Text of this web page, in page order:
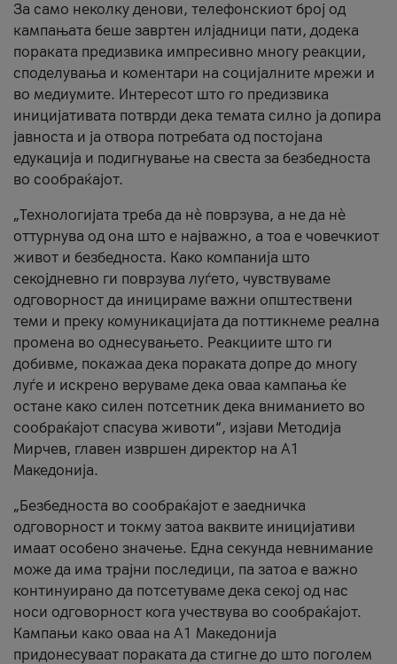
За само неколку денови, телефонскиот број од
кампањата беше завртен илјадници пати, додека
пораката предизвика импресивно многу реакции,
споделувања и коментари на социјалните мрежи и
во медиумите. Интересот што го предизвика
иницијативата потврди дека темата силно ја допира
јавноста и ја отвора потребата од постојана
едукација и подигнување на свеста за безбедноста
во сообраќајот.
„Технологијата треба да нè поврзува, а не да нè
оттурнува од она што е најважно, а тоа е човечкиот
живот и безбедноста. Како компанија што
секојдневно ги поврзува луѓето, чувствуваме
одговорност да иницираме важни општествени
теми и преку комуникацијата да поттикнеме реална
промена во однесувањето. Реакциите што ги
добивме, покажаа дека пораката допре до многу
луѓе и искрено веруваме дека оваа кампања ќе
остане како силен потсетник дека вниманието во
сообраќајот спасува животи“, изјави Методија
Мирчев, главен извршен директор на А1
Македонија.
„Безбедноста во сообраќајот е заедничка
одговорност и токму затоа ваквите иницијативи
имаат особено значење. Една секунда невнимание
може да има трајни последици, па затоа е важно
континуирано да потсетуваме дека секој од нас
носи одговорност кога учествува во сообраќајот.
Кампањи како оваа на A1 Македонија
придонесуваат пораката да стигне до што поголем